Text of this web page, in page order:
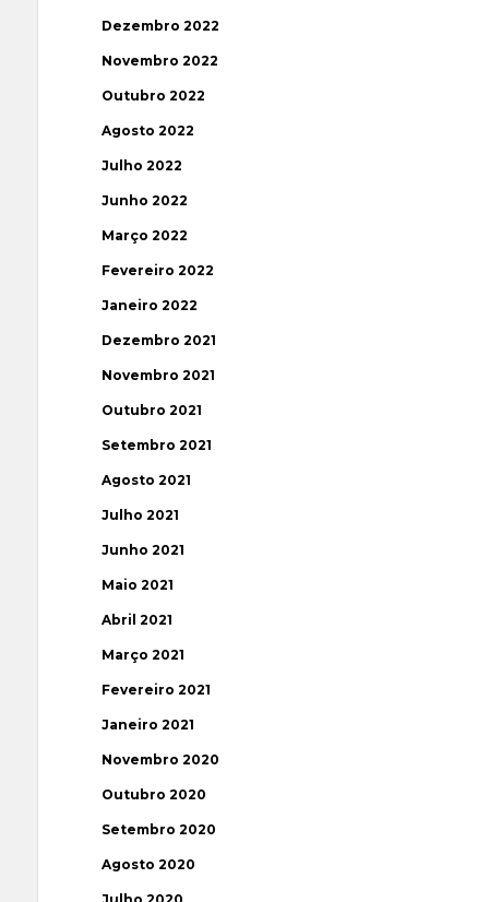
Dezembro 2022
Novembro 2022
Outubro 2022
Agosto 2022
Julho 2022
Junho 2022
Março 2022
Fevereiro 2022
Janeiro 2022
Dezembro 2021
Novembro 2021
Outubro 2021
Setembro 2021
Agosto 2021
Julho 2021
Junho 2021
Maio 2021
Abril 2021
Março 2021
Fevereiro 2021
Janeiro 2021
Novembro 2020
Outubro 2020
Setembro 2020
Agosto 2020